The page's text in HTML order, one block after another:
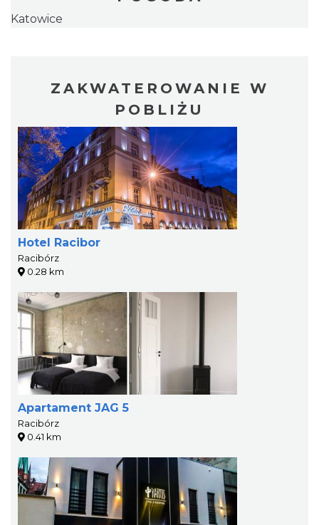
Katowice
ZAKWATEROWANIE W
POBLIŻU
Hotel Racibor
Racibórz
0.28 km
Apartament JAG 5
Racibórz
0.41 km